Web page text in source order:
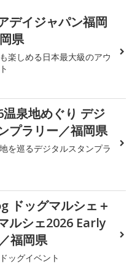
デイジャパン福岡
県
楽しめる日本最大級のアウ
泉地めぐり デジ
プラリー／福岡県
を巡るデジタルスタンプラ
ドッグマルシェ＋
ルシェ2026 Early
福岡県
ッグイベント